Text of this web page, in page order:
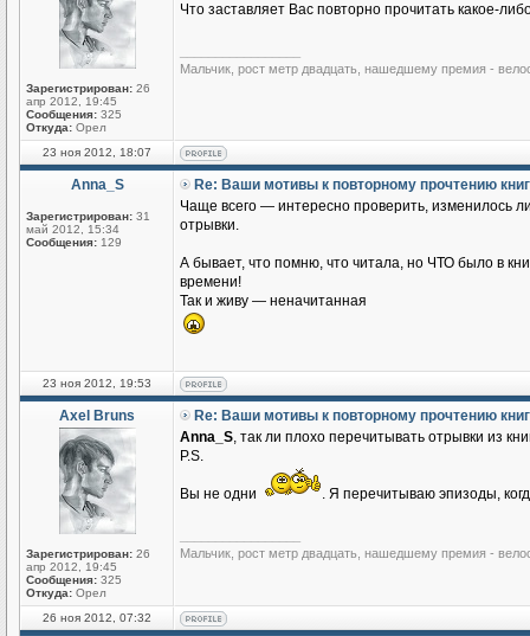
Зарегистрирован: 26
апр 2012, 19:45
Сообщения: 325
Откуда: Орел
Что заставляет Вас повторно прочитать какое-
Мальчик, рост метр двадцать, нашедшему премия -
23 ноя 2012, 18:07
Anna_S
Зарегистрирован: 31
май 2012, 15:34
Сообщения: 129
Re: Ваши мотивы к повторному прочтению
Чаще всего — интересно проверить, изменилось
отрывки.
А бывает, что помню, что читала, но ЧТО было в
времени!
Так и живу — неначитанная
23 ноя 2012, 19:53
Axel Bruns
Зарегистрирован: 26
апр 2012, 19:45
Сообщения: 325
Откуда: Орел
Re: Ваши мотивы к повторному прочтению
Anna_S, так ли плохо перечитывать отрывки из
P.S.
Вы не одни . Я перечитываю эпизоды,
Мальчик, рост метр двадцать, нашедшему премия -
26 ноя 2012, 07:32